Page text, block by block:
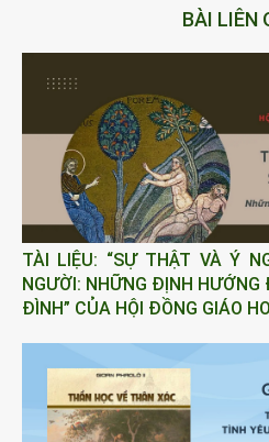
BÀI LIÊN
TÀI LIỆU: “SỰ THẬT VÀ Ý
NGƯỜI: NHỮNG ĐỊNH HƯỚNG
ĐÌNH” CỦA HỘI ĐỒNG GIÁO